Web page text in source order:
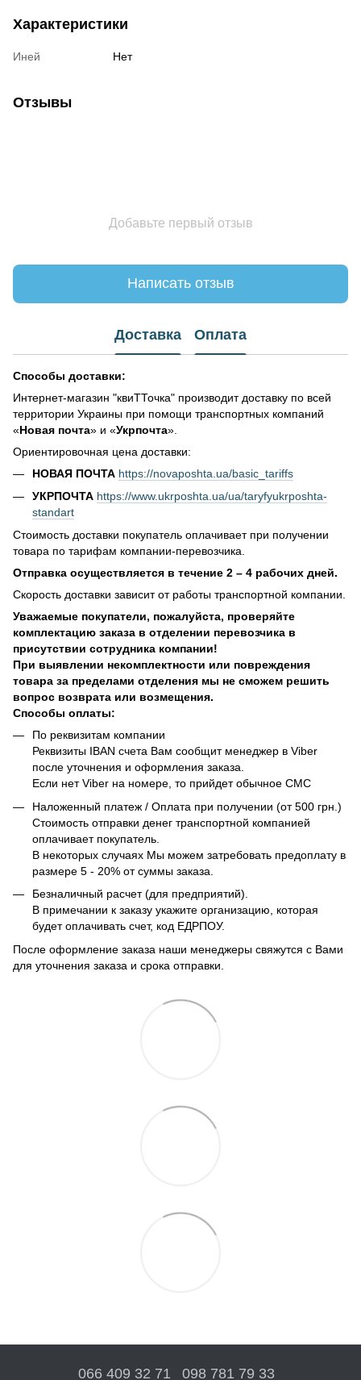
Характеристики
Иней Нет
Отзывы
Добавьте первый отзыв
Написать отзыв
Доставка Оплата
Способы доставки:
Интернет-магазин "квиТТочка" производит доставку по всей
территории Украины при помощи транспортных компаний
«Новая почта» и «Укрпочта».
Ориентировочная цена доставки:
НОВАЯ ПОЧТА https://novaposhta.ua/basic_tariffs
УКРПОЧТА https://www.ukrposhta.ua/ua/taryfyukrposhta-
standart
Стоимость доставки покупатель оплачивает при получении
товара по тарифам компании-перевозчика.
Отправка осуществляется в течение 2 – 4 рабочих дней.
Скорость доставки зависит от работы транспортной компании.
Уважаемые покупатели, пожалуйста, проверяйте
комплектацию заказа в отделении перевозчика в
присутствии сотрудника компании!
При выявлении некомплектности или повреждения
товара за пределами отделения мы не сможем решить
вопрос возврата или возмещения.
Способы оплаты:
По реквизитам компании
Реквизиты IBAN счета Вам сообщит менеджер в Viber
после уточнения и оформления заказа.
Если нет Viber на номере, то прийдет обычное СМС
Наложенный платеж / Оплата при получении (от 500 грн.)
Стоимость отправки денег транспортной компанией
оплачивает покупатель.
В некоторых случаях Мы можем затребовать предоплату в
размере 5 - 20% от суммы заказа.
Безналичный расчет (для предприятий).
В примечании к заказу укажите организацию, которая
будет оплачивать счет, код ЕДРПОУ.
После оформление заказа наши менеджеры свяжутся с Вами
для уточнения заказа и срока отправки.
066 409 32 71 098 781 79 33